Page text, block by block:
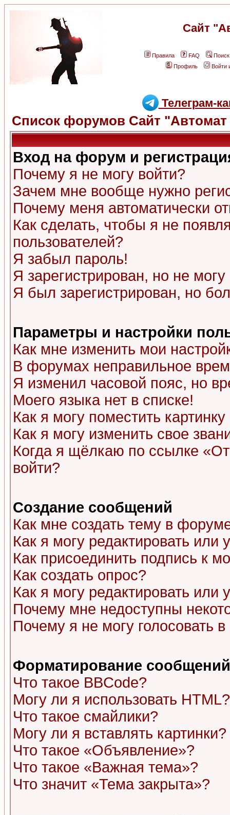
Сайт
Правила FAQ
Поиск
Профиль
Войти
Телеграм-
Список форумов Сайт "Автомат
Вход на форум и
Почему я не могу войти?
Зачем мне вообще нужно
Почему меня автоматически
Как сделать, чтобы я не
пользователей?
Я забыл пароль!
Я зарегистрирован, но не могу
Я был зарегистрирован, но
Параметры и настройки
Как мне изменить мои
В форумах неправильное
Я изменил часовой пояс, но
Моего языка нет в списке!
Как я могу поместить
Как я могу изменить свое
Когда я щёлкаю по ссылке
войти?
Создание сообщений
Как мне создать тему в
Как я могу редактировать или
Как присоединить подпись к
Как создать опрос?
Как я могу редактировать или
Почему мне недоступны
Почему я не могу голосовать
Форматирование
Что такое BBCode?
Могу ли я использовать HTML?
Что такое смайлики?
Могу ли я вставлять картинки?
Что такое «Объявление»?
Что такое «Важная тема»?
Что значит «Тема закрыта»?